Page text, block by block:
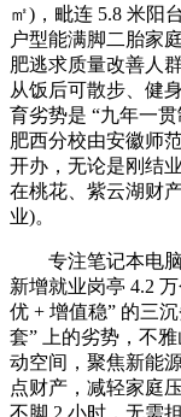
㎡)，毗连 5.8 米阳
户型能满脚二胎家
肥逃求质量改善人
从饭后可散步、健
育劣势是 “九年一
肥西分校由安徽师
开办，无论是刚结
在桃花、紫云湖财
业)。
专注笔记本电脑
新增就业岗亭 4.2
优 + 增值稳” 的三
套” 上的劣势，不
动空间，聚焦新能
点财产，减轻家庭